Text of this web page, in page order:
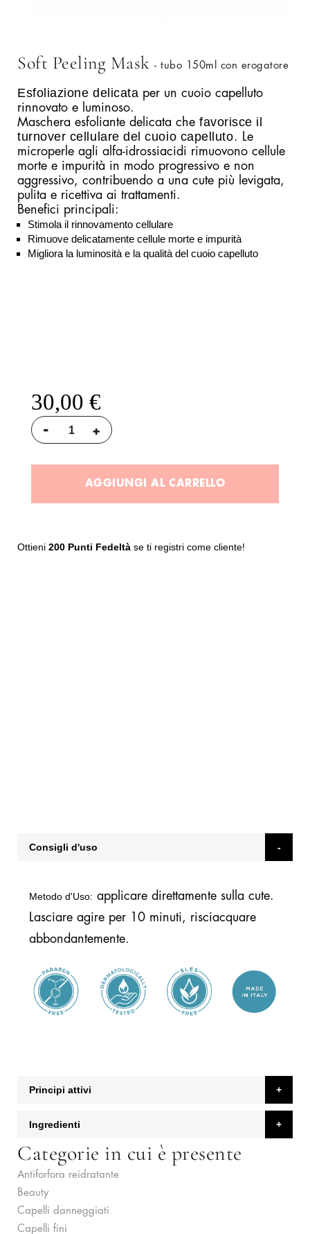
Soft Peeling Mask - tubo 150ml con erogatore
Esfoliazione delicata per un cuoio capelluto
rinnovato e luminoso.
Maschera esfoliante delicata che favorisce il
turnover cellulare del cuoio capelluto. Le
microperle agli alfa-idrossiacidi rimuovono cellule
morte e impurità in modo progressivo e non
aggressivo, contribuendo a una cute più levigata,
pulita e ricettiva ai trattamenti.
Benefici principali:
Stimola il rinnovamento cellulare
Rimuove delicatamente cellule morte e impurità
Migliora la luminosità e la qualità del cuoio capelluto
30,00 €
- +
AGGIUNGI AL CARRELLO
Ottieni 200 Punti Fedeltà se ti registri come cliente!
Consigli d'uso
Metodo d'Uso: applicare direttamente sulla cute.
Lasciare agire per 10 minuti, risciacquare
abbondantemente.
Principi attivi
Ingredienti
Categorie in cui è presente
Antiforfora reidratante
Beauty
Capelli danneggiati
Capelli fini